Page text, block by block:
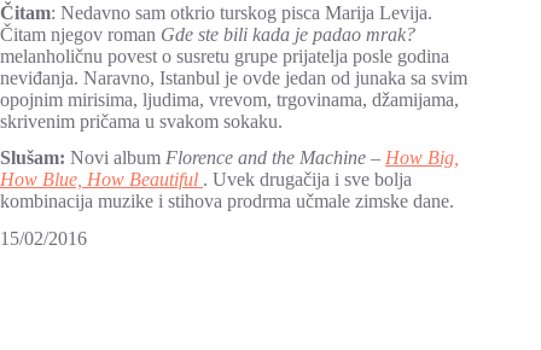
Čitam: Nedavno sam otkrio turskog pisca Marija Levija.
Čitam njegov roman Gde ste bili kada je padao mrak?
melanholičnu povest o susretu grupe prijatelja posle godina
neviđanja. Naravno, Istanbul je ovde jedan od junaka sa svim
opojnim mirisima, ljudima, vrevom, trgovinama, džamijama,
skrivenim pričama u svakom sokaku.
Slušam: Novi album Florence and the Machine – How Big,
How Blue, How Beautiful . Uvek drugačija i sve bolja
kombinacija muzike i stihova prodrma učmale zimske dane.
15/02/2016